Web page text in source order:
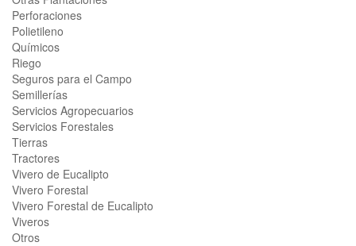
Perforaciones
Polietileno
Químicos
Riego
Seguros para el Campo
Semillerías
Servicios Agropecuarios
Servicios Forestales
Tierras
Tractores
Vivero de Eucalipto
Vivero Forestal
Vivero Forestal de Eucalipto
Viveros
Otros